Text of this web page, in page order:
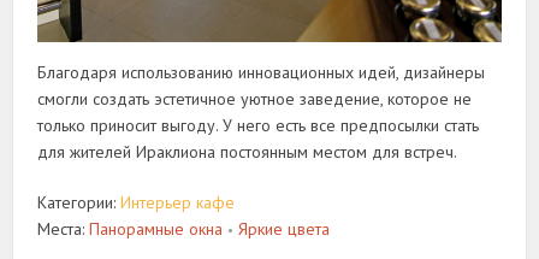
Благодаря использованию инновационных идей, дизайнеры
смогли создать эстетичное уютное заведение, которое не
только приносит выгоду. У него есть все предпосылки стать
для жителей Ираклиона постоянным местом для встреч.
Категории:Интерьер кафе
Места:Панорамные окна • Яркие цвета